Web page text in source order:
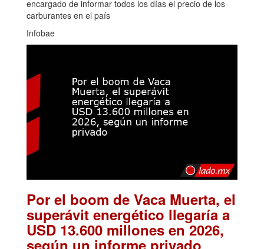
encargado de informar todos los días el precio de los
carburantes en el país
Infobae
Por el boom de Vaca Muerta, el
superávit energético llegaría a
USD 13.600 millones en 2026,
según un informe privado.